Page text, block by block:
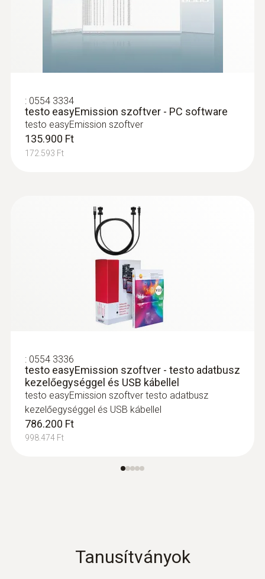
0635 2042
Nemesacél Pitot cső, 750 mm -
légsebesség és hőmérsékletmérésre
Nemesacél Pitot cső, 750 mm –
409.300 Ft
Nemesacél Prandtl cső, 350 mm, Ø 7
mm - légsebesség mérésre
Nemesacél Prandtl cső, 350 mm, Ø 7 mm,
54.100 Ft
68.707 Ft
: 0554 3334
testo easyEmission szoftver - PC software
testo easyEmission szoftver
135.900 Ft
172.593 Ft
: 0554 3336
testo easyEmission szoftver - testo adatbusz
kezelőegységgel és USB kábellel
testo easyEmission szoftver testo adatbusz
kezelőegységgel és USB kábellel
786.200 Ft
998.474 Ft
Tanusítványok